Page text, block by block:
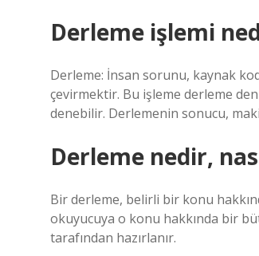
Derleme işlemi
Derleme: İnsan sorunu, kaynak
çevirmektir. Bu işleme derleme
denebilir. Derlemenin sonucu,
Derleme nedir,
Bir derleme, belirli bir konu
okuyucuya o konu hakkında bir
tarafından hazırlanır.